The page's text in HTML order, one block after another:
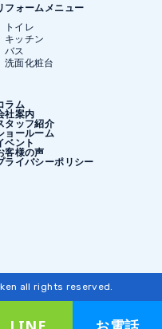
フォームメニュー
トイレ
キッチン
バス
洗面化粧台
ラム
社案内
タッフ紹介
ョールーム
ベント
客様の声
ライバシーポリシー
all rights reserved.